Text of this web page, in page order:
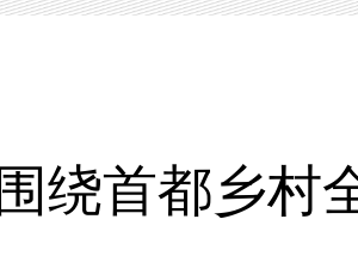
围绕首都乡村